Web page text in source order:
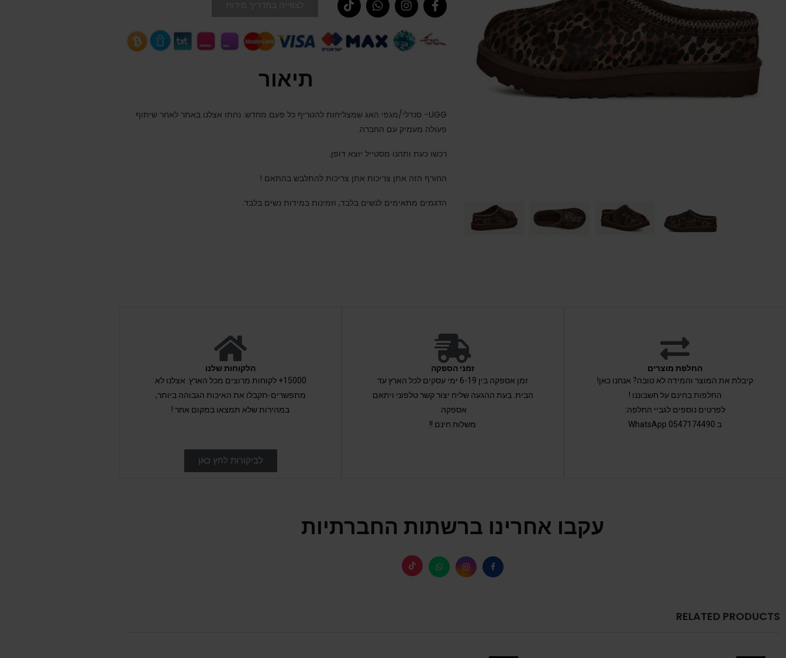
תיאור
UGG- סנדלי/מגפי האג שמצליחות להטריף כל פעם מחדש. נחתו אצלנו באתר לאחר שיתוף
פעולה מעמיק עם החברה.
רכשו כעת ותהנו מסטייל יוצא דופן.
החורף הזה אתן צריכות אתן צריכות להתלבש בהתאם !
הדגמים מתאימים לנשים בלבד, וזמינות במידות נשים בלבד.
החלפת מוצרים
קיבלת את המוצר והמידה לא טובה? אנחנו כאן!
החלפות בחינם על חשבוננו !
לפרטים נוספים לגביי החלפה:
ב 0547174490 WhatsApp
זמני הספקה
זמן אספקה בין 6-19 ימי עסקים לכל הארץ עד
הבית. בעת ההגעה שליח יצור קשר טלפוני ויתאם
אספקה.
משלוח חינם !!
הלקוחות שלנו
15000+ לקוחות מרוצים מכל הארץ. אצלנו לא
מתפשרים-תקבלו את האיכות הגבוהה ביותר,
במהירות שלא תמצאו במקום אחר !
לביקורות לחץ כאן
עקבו אחרינו ברשתות החברתיות
RELATED PRODUCTS